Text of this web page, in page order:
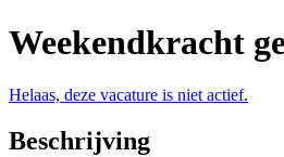
Weekendkracht
Helaas, deze vacature is niet actief.
Beschrijving